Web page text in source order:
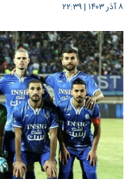
۸ آذر ۱۴۰۳ |۲۲:۳۹